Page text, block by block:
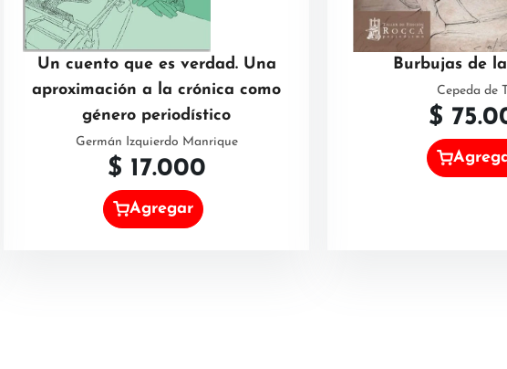
Un cuento que es verdad. Una
aproximación a la crónica como
género periodístico
Germán Izquierdo Manrique
$ 17.000
Agregar
Burbujas de
Cepeda de
$